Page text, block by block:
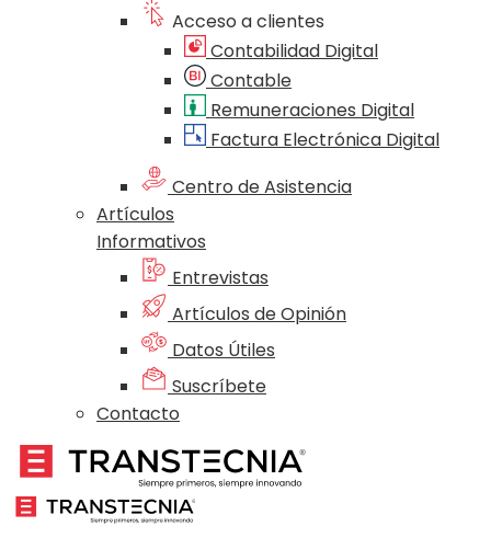
Acceso a clientes
Contabilidad Digital
Contable
Remuneraciones Digital
Factura Electrónica Digital
Centro de Asistencia
Artículos
Informativos
Entrevistas
Artículos de Opinión
Datos Útiles
Suscríbete
Contacto